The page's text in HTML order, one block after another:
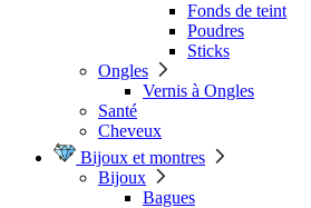
Fonds de teint
Poudres
Sticks
Ongles
Vernis à Ongles
Santé
Cheveux
Bijoux et montres
Bijoux
Bagues